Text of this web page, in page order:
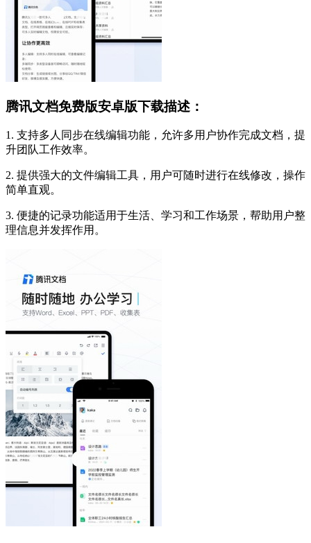
腾讯文档免费版安卓版下载描述：
1. 支持多人同步在线编辑功能，允许多用户协作完成文档，提
升团队工作效率。
2. 提供强大的文件编辑工具，用户可随时进行在线修改，操作
简单直观。
3. 便捷的记录功能适用于生活、学习和工作场景，帮助用户整
理信息并发挥作用。